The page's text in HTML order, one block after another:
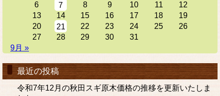
6
7 8 9 10 11
12
13
14 15 16 17 18
19
20
21 22 23 24 25
26
27
28 29 30
31
9月 »
最近の投稿
令和7年12月の秋田スギ原木価格の推移を更新いたしま